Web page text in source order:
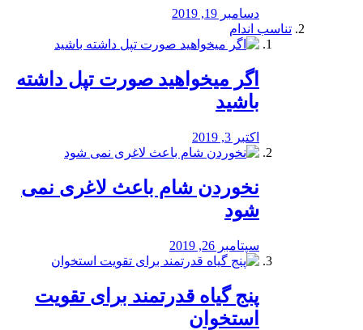
دسامبر 19, 2019
تناسب اندام
اگر میخواهید صورت تپل داشته
باشید
اکتبر 3, 2019
نخوردن شام باعث لاغری نمی
‌شود
سپتامبر 26, 2019
پنج گیاه قدرتمند برای تقویت
استخوان